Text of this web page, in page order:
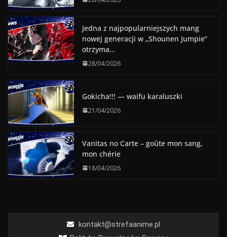
Jedna z najpopularniejszych mang
nowej generacji w „Shounen Jumpie”
otrzyma…
28/04/2026
Gokicha!!! — waifu karaluszki
21/04/2026
Vanitas no Carte – goûte mon sang,
mon chérie
18/04/2026
kontakt@strefaanime.pl